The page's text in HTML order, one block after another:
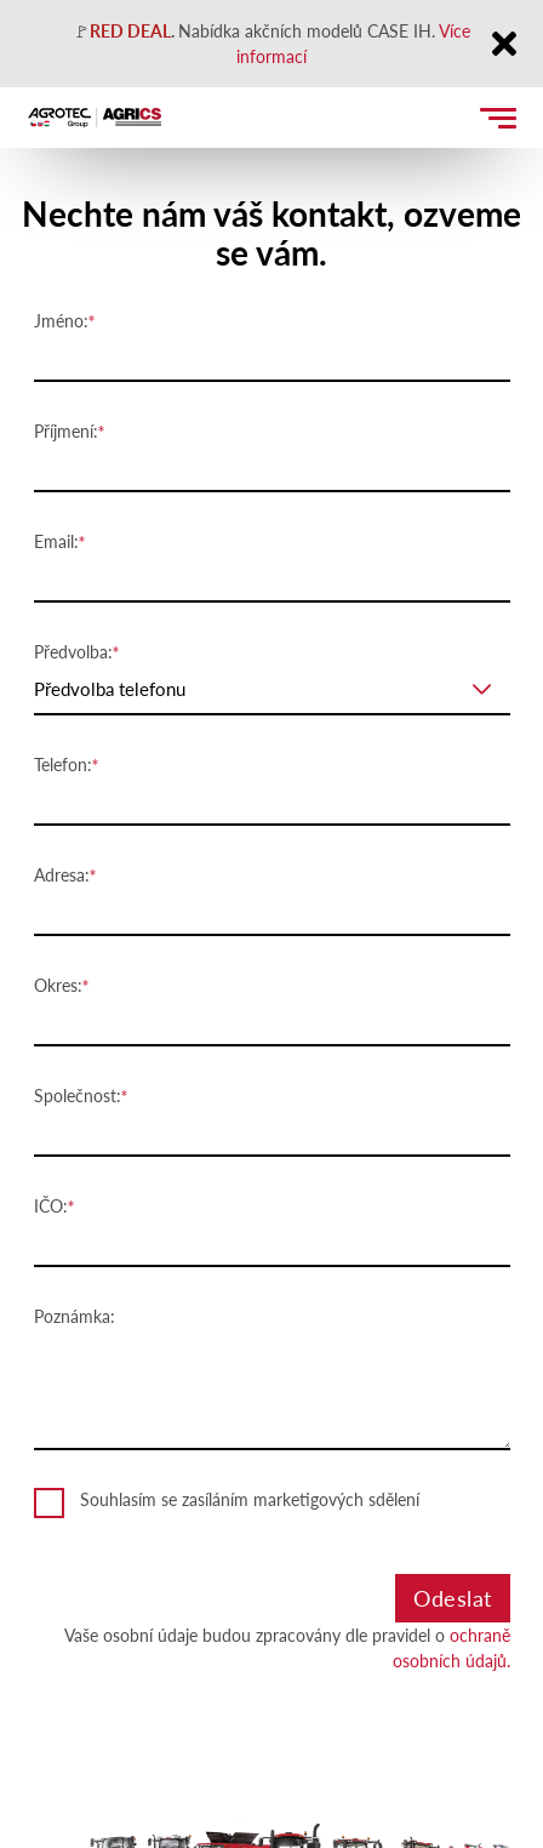
🚩RED DEAL. Nabídka akčních modelů CASE IH.Více
informací
Close
Nechte nám váš kontakt, ozveme
se vám.
Jméno:
Příjmení:
Email:
Předvolba:
Předvolba telefonu
Telefon:
Adresa:
Okres:
Společnost:
IČO:
Poznámka:
Souhlasím se zasíláním marketigových sdělení
Vaše osobní údaje budou zpracovány dle pravidel o ochraně
osobních údajů.